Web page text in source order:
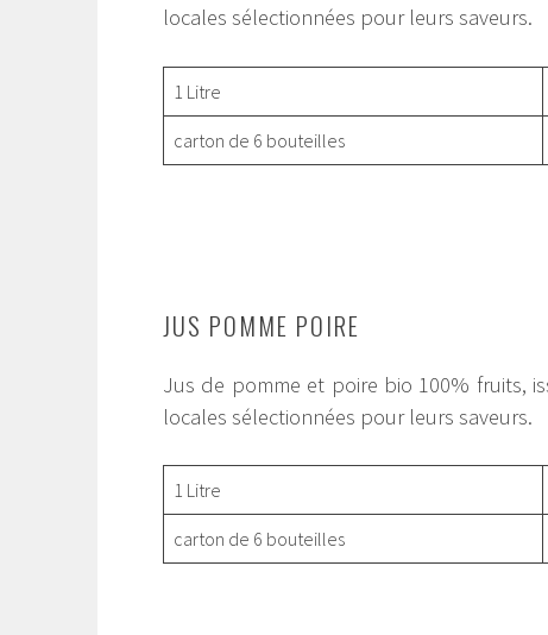
locales sélectionnées pour leurs saveurs.
1 Litre
carton de 6 bouteilles
JUS POMME POIRE
Jus de pomme et poire bio 100% fruits,
locales sélectionnées pour leurs saveurs.
1 Litre
carton de 6 bouteilles